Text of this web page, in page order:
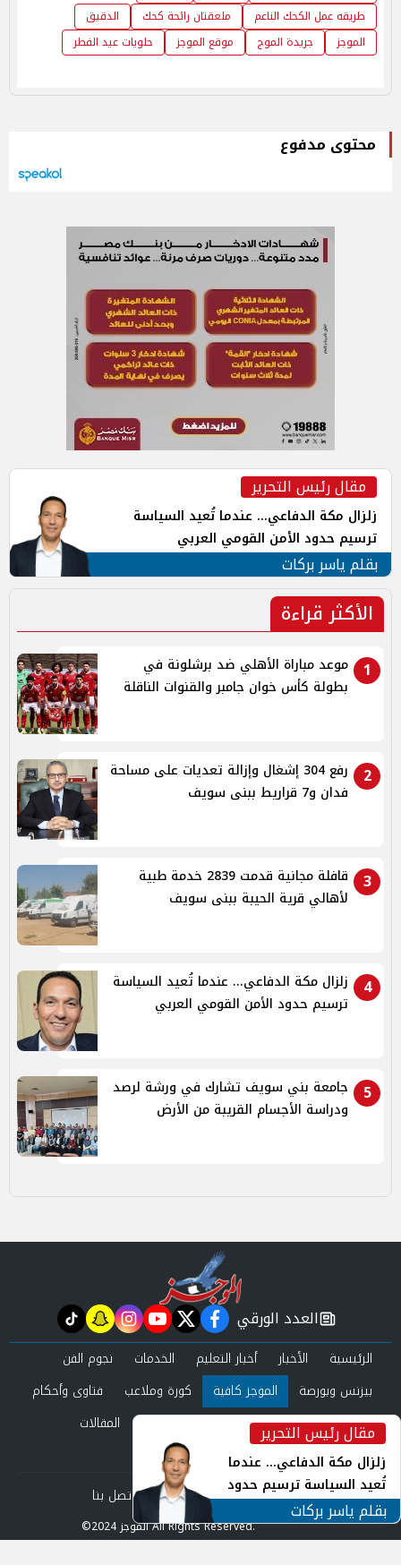
طريقه عمل الكحك الناعم
ملعقتان رائحة كحك
الدقيق
الموجز
جريدة الموج موقع الموجز حلويات عيد الفطر
محتوى مدفوع
مقال رئيس التحرير
زلزال مكة الدفاعي... عندما تُعيد السياسة
ترسيم حدود الأمن القومي العربي
بقلم ياسر بركات
الأكثر قراءة
1
موعد مباراة الأهلي ضد برشلونة في
بطولة كأس خوان جامبر والقنوات الناقلة
2
رفع 304 إشغال وإزالة تعديات على مساحة
فدان و7 قراريط ببنى سويف
3
قافلة مجانية قدمت 2839 خدمة طبية
لأهالي قرية الحيبة ببنى سويف
4
زلزال مكة الدفاعي... عندما تُعيد السياسة
ترسيم حدود الأمن القومي العربي
5
جامعة بني سويف تشارك في ورشة لرصد
ودراسة الأجسام القريبة من الأرض
مقال رئيس التحرير
زلزال مكة الدفاعي... عندما
تُعيد السياسة ترسيم حدود
الأمن القومي العربي
بقلم ياسر بركات
newspaper
العدد الورقي facebook
twitter
youtube
instagram
snapchat
tiktok
الرئيسية الأخبار أخبار التعليم الخدمات
نجوم الفن
بيزنس وبورصة
الموجز كافية كورة وملاعب
فتاوى وأحكام
صحة وجمال
عرب وعالم حوادث ومحاكم
المقالات
العدد الورقي
من نحن
سياسة الخصوصية اتصل بنا
©2024 الموجز All Rights Reserved.